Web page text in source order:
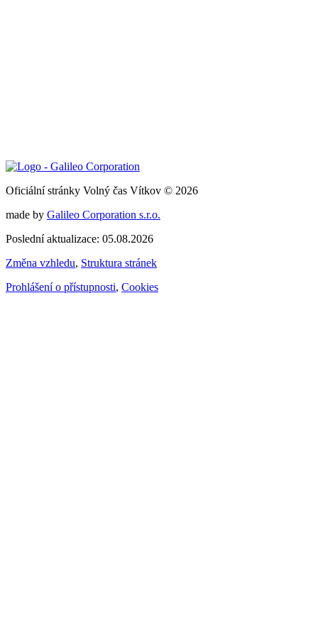
Oficiální stránky Volný čas Vítkov © 2026
made by Galileo Corporation s.r.o.
Poslední aktualizace: 05.08.2026
Změna vzhledu, Struktura stránek
Prohlášení o přístupnosti, Cookies